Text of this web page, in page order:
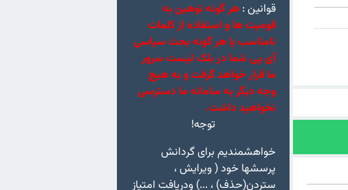
قوانین : هر گونه توهین به
قومیت ها و استفاده از کلمات
نامناسب یا هر گونه بحث سیاسی
آی پی شما در بلک لیست سرور
ما قرار خواهد گرفت و به هیچ
وجه دیگر به سامانه ما دسترسی
نخواهید داشت.
توجه!
خواهشمندیم برای گردانش
پرسشها خود ( ویرایش ،
ستردن(حذف) ، ...) ودریافت امتیاز